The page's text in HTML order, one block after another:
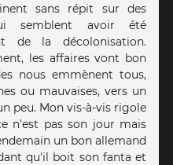
sans répit sur des
semblent avoir été
de la décolonisation.
les affaires vont bon
nous emmènent tous,
ou mauvaises, vers un
peu. Mon vis-à-vis rigole
n'est pas son jour mais
un bon allemand
qu'il boit son fanta et